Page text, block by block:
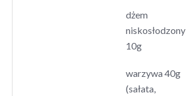
dżem
niskosłodzony
10g
warzywa 40g
(sałata,